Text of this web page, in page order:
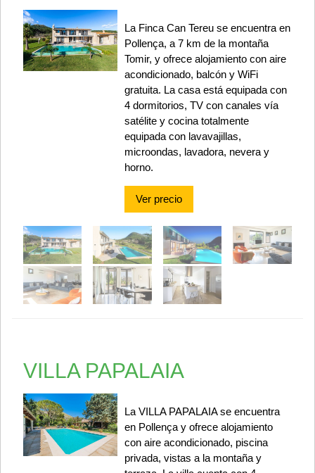
La Finca Can Tereu se encuentra en
Pollença, a 7 km de la montaña
Tomir, y ofrece alojamiento con aire
acondicionado, balcón y WiFi
gratuita. La casa está equipada con
4 dormitorios, TV con canales vía
satélite y cocina totalmente
equipada con lavavajillas,
microondas, lavadora, nevera y
horno.
Ver precio
VILLA PAPALAIA
La VILLA PAPALAIA se encuentra
en Pollença y ofrece alojamiento
con aire acondicionado, piscina
privada, vistas a la montaña y